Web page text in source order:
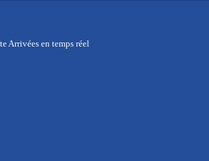
Arrivées en temps réel